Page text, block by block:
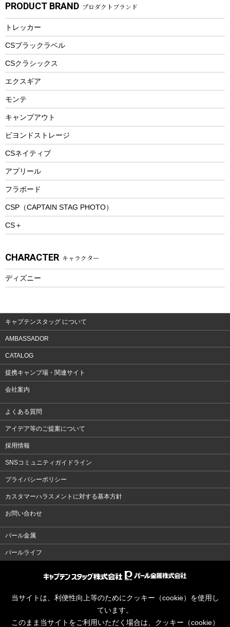
マグカップ、カップ
ステンレスボトル
フードボトル
トレー
ランチョンマット
ランチボックス
スプレー関係
ツール、他
ヘルメット
エアーポンプ
アクセサリー
自転車ウェア
パラソル
フローティングベスト
ヘルメット
エアーポンプ
ビーチテント
ウィンター
スノーシュー
防寒ウェア
トレッキング
トレッキングアクセサリー
プレイグッズ
ウェルネス
ウェア、タオル
ウェア
湯たんぽ
防災用品
PRODUCT BRAND プロダクトブランド
トレッカー
CSブラックラベル
CSクラシックス
エクスギア
モンテ
キャンプアウト
ビヨンドストレージ
CSネイティブ
アプリール
フラボード
CSP（CAPTAIN STAG PHOTO）
CS＋
CHARACTER キャラクター
ディズニー
キャプテンスタッグ について
AMBASSADOR
CATALOG
提携キャンプ場・関連サイト
会社案内
よくある質問
アイデア等のご提案について
採用情報
SNSコミュニティガイドライン
プライバシーポリシー
カスタマーハラスメントに対する基本方針
お問い合わせ
パール金属
パールライフ
当サイトは、利便性向上等のためにクッキー（cookie）を使用し
ています。
このまま当サイトをご利用いただく場合は、クッキー（cookie）